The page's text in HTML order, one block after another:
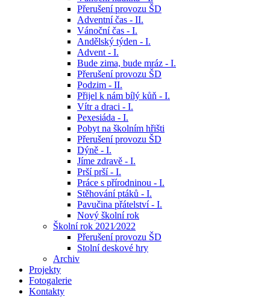
Přerušení provozu ŠD
Adventní čas - II.
Vánoční čas - I.
Andělský týden - I.
Advent - I.
Bude zima, bude mráz - I.
Přerušení provozu ŠD
Podzim - II.
Přijel k nám bílý kůň - I.
Vítr a draci - I.
Pexesiáda - I.
Pobyt na školním hřišti
Přerušení provozu ŠD
Dýně - I.
Jíme zdravě - I.
Prší prší - I.
Práce s přírodninou - I.
Stěhování ptáků - I.
Pavučina přátelství - I.
Nový školní rok
Školní rok 2021⁄2022
Přerušení provozu ŠD
Stolní deskové hry
Archiv
Projekty
Fotogalerie
Kontakty